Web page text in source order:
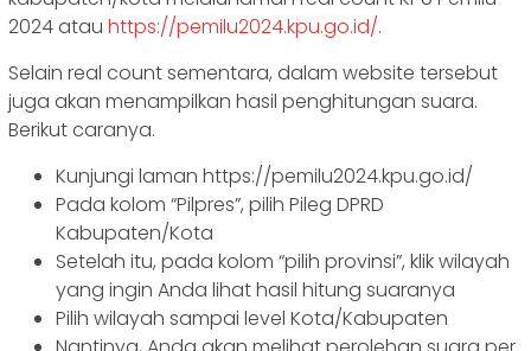
2024 atau https://pemilu2024.kpu.go.id/.
Selain real count sementara, dalam website tersebut
juga akan menampilkan hasil penghitungan suara.
Berikut caranya.
Kunjungi laman https://pemilu2024.kpu.go.id/
Pada kolom “Pilpres”, pilih Pileg DPRD
Kabupaten/Kota
Setelah itu, pada kolom “pilih provinsi”, klik wilayah
yang ingin Anda lihat hasil hitung suaranya
Pilih wilayah sampai level Kota/Kabupaten